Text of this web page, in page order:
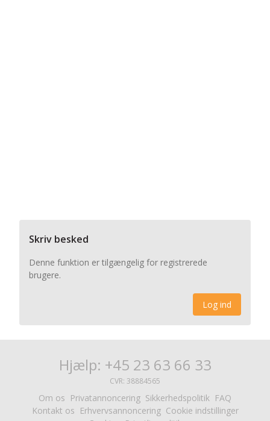
Skriv besked
Denne funktion er tilgængelig for registrerede
brugere.
Log ind
Hjælp: +45 23 63 66 33
CVR: 38884565
Om os Privatannoncering Sikkerhedspolitik FAQ
Kontakt os Erhvervsannoncering Cookie indstillinger